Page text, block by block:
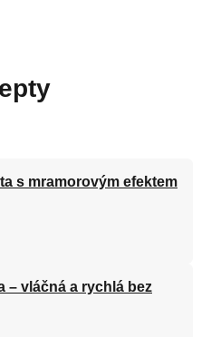
s mramorovým efektem
– vláčná a rychlá bez